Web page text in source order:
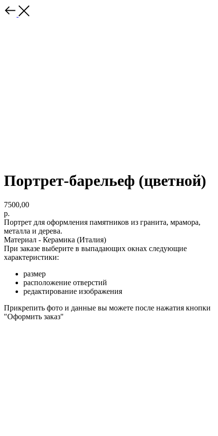
Портрет-барельеф (цветной)
7500,00
р.
Портрет для оформления памятников из гранита, мрамора,
металла и дерева.
Материал - Керамика (Италия)
При заказе выберите в выпадающих окнах следующие
характеристики:
размер
расположение отверстий
редактирование изображения
Прикрепить фото и данные вы можете после нажатия кнопки
"Оформить заказ"